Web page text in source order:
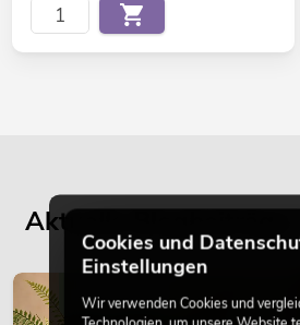
Aktuelle Blogbeiträge
DEKORATION
Cookies und
Einstellungen
Wir verwenden Cookies und